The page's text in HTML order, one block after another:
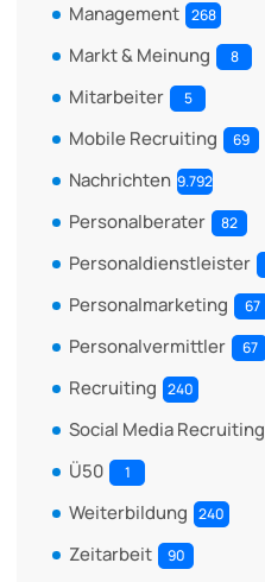
Management 268
Markt & Meinung 8
Mitarbeiter 5
Mobile Recruiting 69
Nachrichten 9.792
Personalberater 82
Personaldienstleister
Personalmarketing 67
Personalvermittler 67
Recruiting 240
Social Media Recruiting
Ü50 1
Weiterbildung 240
Zeitarbeit 90